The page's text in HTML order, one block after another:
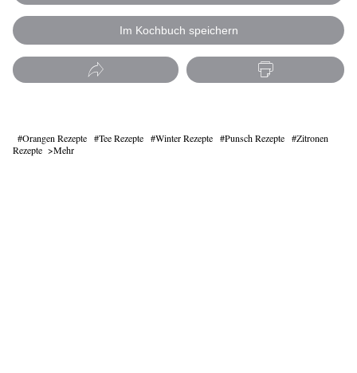
Im Kochbuch speichern
Orangen Rezepte Tee Rezepte Winter Rezepte Punsch Rezepte
Zitronen
Rezepte
Mehr